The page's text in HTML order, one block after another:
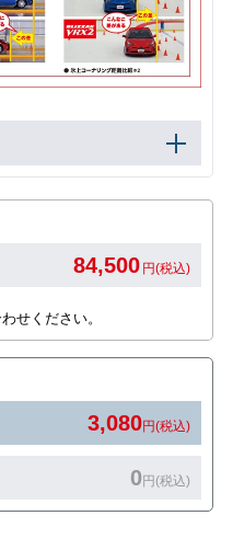
84,500 円(税込)
せください。
3,080円(税込)
0円(税込)